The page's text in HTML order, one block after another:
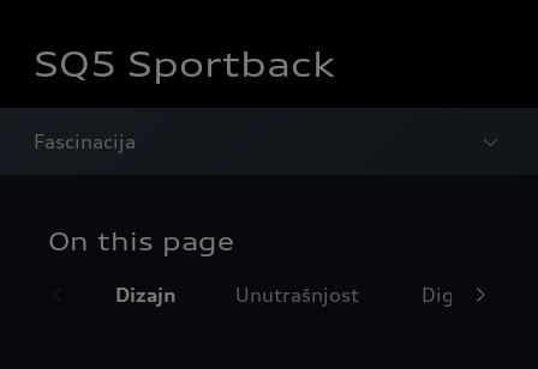
SQ5 Sportback
Fascinacija
On this page
Dizajn Unutrašnjost Digitalne